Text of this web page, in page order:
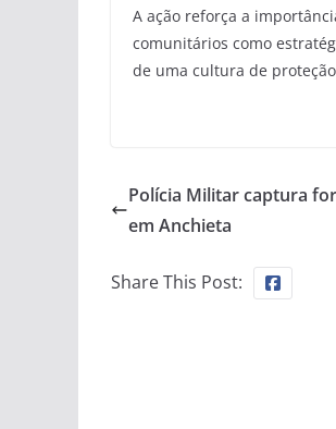
A ação reforça a
comunitários como
de uma cultura de
Polícia Militar captura
em Anchieta
Share This Post: